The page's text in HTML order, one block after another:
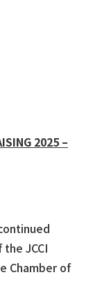
2025 –
JCCI
Chamber of